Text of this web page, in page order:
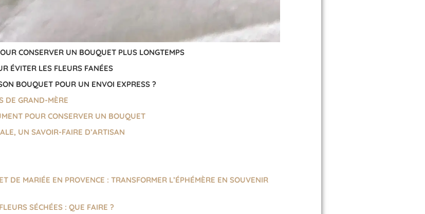
CONSERVER UN BOUQUET PLUS LONGTEMPS
ÉVITER LES FLEURS FANÉES
BOUQUET POUR UN ENVOI EXPRESS ?
DE GRAND-MÈRE
POUR CONSERVER UN BOUQUET
UN SAVOIR-FAIRE D’ARTISAN
DE MARIÉE EN PROVENCE : TRANSFORMER L’ÉPHÉMÈRE EN SOUVENIR
SÉCHÉES : QUE FAIRE ?